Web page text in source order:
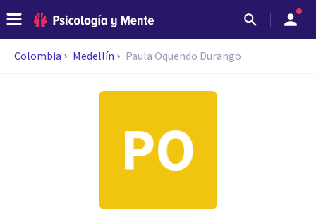
Colombia Medellín Paula Oquendo Durango